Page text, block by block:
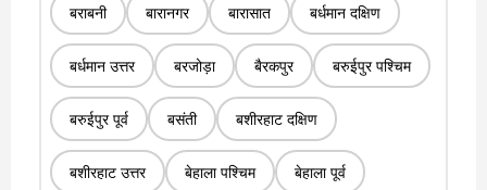
बराबनी बारानगर बारासात बर्धमान दक्षिण
बर्धमान उत्तर बरजोड़ा बैरकपुर बरुईपुर पश्चिम
बरुईपुर पूर्व बसंती बशीरहाट दक्षिण
बशीरहाट उत्तर बेहाला पश्चिम बेहाला पूर्व